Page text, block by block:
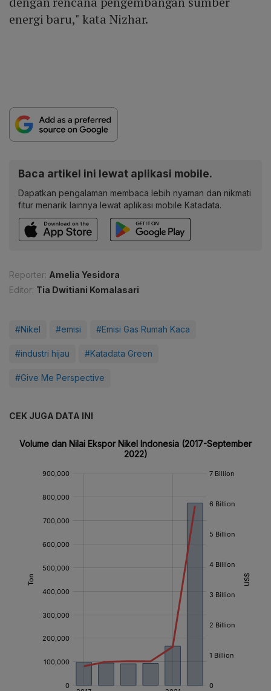
energi baru," kata Nizhar.
Baca artikel ini lewat aplikasi mobile.
Dapatkan pengalaman membaca lebih nyaman dan nikmati
fitur menarik lainnya lewat aplikasi mobile Katadata.
Reporter: Amelia Yesidora
Editor: Tia Dwitiani Komalasari
#Nikel #emisi #Emisi Gas Rumah Kaca
#industri hijau #Katadata Green
#Give Me Perspective
CEK JUGA DATA INI